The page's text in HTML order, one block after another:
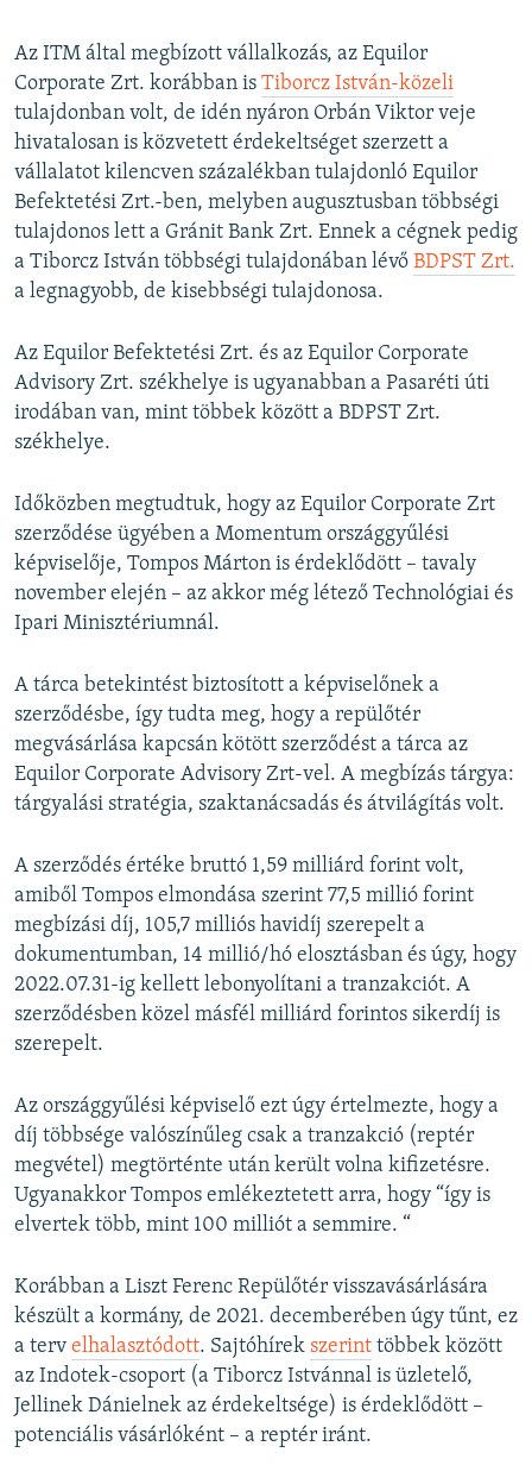
Az ITM által megbízott vállalkozás, az Equilor
Corporate Zrt. korábban is Tiborcz István-közeli
tulajdonban volt, de idén nyáron Orbán Viktor veje
hivatalosan is közvetett érdekeltséget szerzett a
vállalatot kilencven százalékban tulajdonló Equilor
Befektetési Zrt.-ben, melyben augusztusban többségi
tulajdonos lett a Gránit Bank Zrt. Ennek a cégnek pedig
a Tiborcz István többségi tulajdonában lévő BDPST Zrt.
a legnagyobb, de kisebbségi tulajdonosa.
Az Equilor Befektetési Zrt. és az Equilor Corporate
Advisory Zrt. székhelye is ugyanabban a Pasaréti úti
irodában van, mint többek között a BDPST Zrt.
székhelye.
Időközben megtudtuk, hogy az Equilor Corporate Zrt
szerződése ügyében a Momentum országgyűlési
képviselője, Tompos Márton is érdeklődött – tavaly
november elején – az akkor még létező Technológiai és
Ipari Minisztériumnál.
A tárca betekintést biztosított a képviselőnek a
szerződésbe, így tudta meg, hogy a repülőtér
megvásárlása kapcsán kötött szerződést a tárca az
Equilor Corporate Advisory Zrt-vel. A megbízás tárgya:
tárgyalási stratégia, szaktanácsadás és átvilágítás volt.
A szerződés értéke bruttó 1,59 milliárd forint volt,
amiből Tompos elmondása szerint 77,5 millió forint
megbízási díj, 105,7 milliós havidíj szerepelt a
dokumentumban, 14 millió/hó elosztásban és úgy, hogy
2022.07.31-ig kellett lebonyolítani a tranzakciót. A
szerződésben közel másfél milliárd forintos sikerdíj is
szerepelt.
Az országgyűlési képviselő ezt úgy értelmezte, hogy a
díj többsége valószínűleg csak a tranzakció (reptér
megvétel) megtörténte után került volna kifizetésre.
Ugyanakkor Tompos emlékeztetett arra, hogy “így is
elvertek több, mint 100 milliót a semmire. “
Korábban a Liszt Ferenc Repülőtér visszavásárlására
készült a kormány, de 2021. decemberében úgy tűnt, ez
a terv elhalasztódott. Sajtóhírek szerint többek között
az Indotek-csoport (a Tiborcz Istvánnal is üzletelő,
Jellinek Dánielnek az érdekeltsége) is érdeklődött –
potenciális vásárlóként – a reptér iránt.